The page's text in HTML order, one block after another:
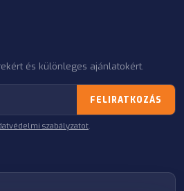
és különleges ajánlatokért.
FELIRATKOZÁS
szabályzatot.